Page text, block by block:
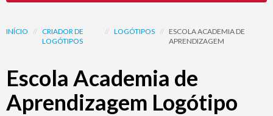
INÍCIO // CRIADOR DE
LOGÓTIPOS
// LOGÓTIPOS // ESCOLA ACADEMIA DE
APRENDIZAGEM
Escola Academia de
Aprendizagem Logótipo